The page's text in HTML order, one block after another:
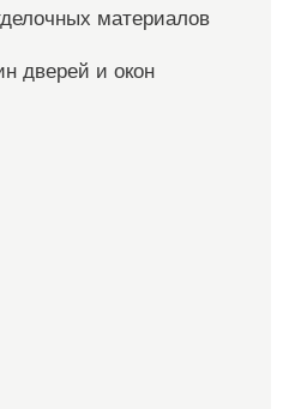
материалов
дверей и окон